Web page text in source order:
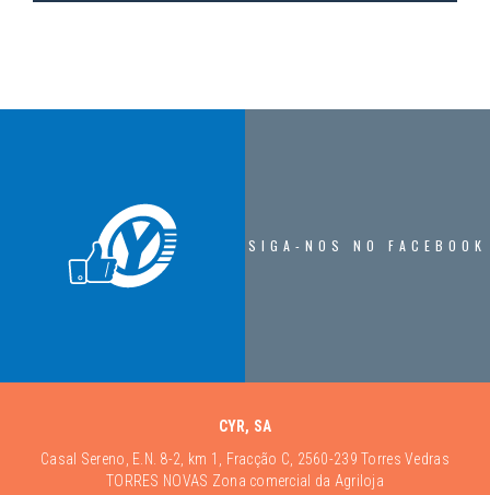
SIGA-NOS NO FACEBOOK
CYR, SA
Casal Sereno, E.N. 8-2, km 1, Fracção C, 2560-239 Torres Vedras
TORRES NOVAS Zona comercial da Agriloja